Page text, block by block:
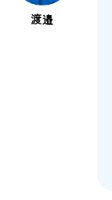
渡邉